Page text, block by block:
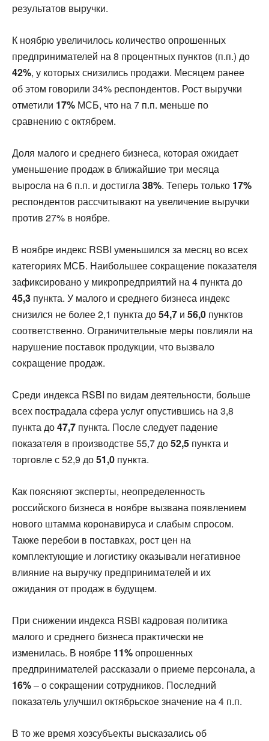
результатов выручки.
К ноябрю увеличилось количество опрошенных
предпринимателей на 8 процентных пунктов (п.п.) до
42%, у которых снизились продажи. Месяцем ранее
об этом говорили 34% респондентов. Рост выручки
отметили 17% МСБ, что на 7 п.п. меньше по
сравнению с октябрем.
Доля малого и среднего бизнеса, которая ожидает
уменьшение продаж в ближайшие три месяца
выросла на 6 п.п. и достигла38%. Теперь только 17%
респондентов рассчитывают на увеличение выручки
против 27% в ноябре.
В ноябре индекс RSBI уменьшился за месяц во всех
категориях МСБ. Наибольшее сокращение показателя
зафиксировано у микропредприятий на 4 пункта до
45,3 пункта. У малого и среднего бизнеса индекс
снизился не более 2,1 пункта до54,7 и 56,0 пунктов
соответственно. Ограничительные меры повлияли на
нарушение поставок продукции, что вызвало
сокращение продаж.
Среди индекса RSBI по видам деятельности, больше
всех пострадала сфера услуг опустившись на 3,8
пункта до47,7 пункта. После следует падение
показателя в производстве 55,7 до52,5 пункта и
торговле с 52,9 до51,0 пункта.
Как поясняют эксперты, неопределенность
российского бизнеса в ноябре вызвана появлением
нового штамма коронавируса и слабым спросом.
Также перебои в поставках, рост цен на
комплектующие и логистику оказывали негативное
влияние на выручку предпринимателей и их
ожидания от продаж в будущем.
При снижении индекса RSBI кадровая политика
малого и среднего бизнеса практически не
изменилась. В ноябре 11%опрошенных
предпринимателей рассказали о приеме персонала, а
16%– о сокращении сотрудников. Последний
показатель улучшил октябрьское значение на 4 п.п.
В то же время хозсубъекты высказались об